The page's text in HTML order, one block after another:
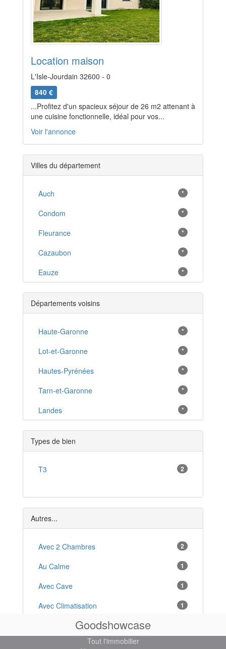
Location maison
L'Isle-Jourdain 32600 - 0
840 €
...Profitez d'un spacieux séjour de 26 m2 attenant à
une cuisine fonctionnelle, idéal pour vos...
Voir l'annonce
Villes du département
Auch *
Condom *
Fleurance *
Cazaubon *
Eauze *
Lectoure *
L'Isle-Jourdain *
Plaisance *
Gimont *
Marciac *
Mirande *
Vic-Fezensac *
Samatan *
Mauvezin *
Masseube *
Riscle *
Castéra-Verduzan *
Gondrin *
Aignan *
Départements voisins
Haute-Garonne *
Lot-et-Garonne *
Hautes-Pyrénées *
Tarn-et-Garonne *
Landes *
Types de bien
T3 2
Autres...
Avec 2 Chambres 2
Au Calme 1
Avec Cave 1
Avec Climatisation 1
Cuisine Équipée
Avec Double Vitrage
Goodshowcase
Tout l'immobilier